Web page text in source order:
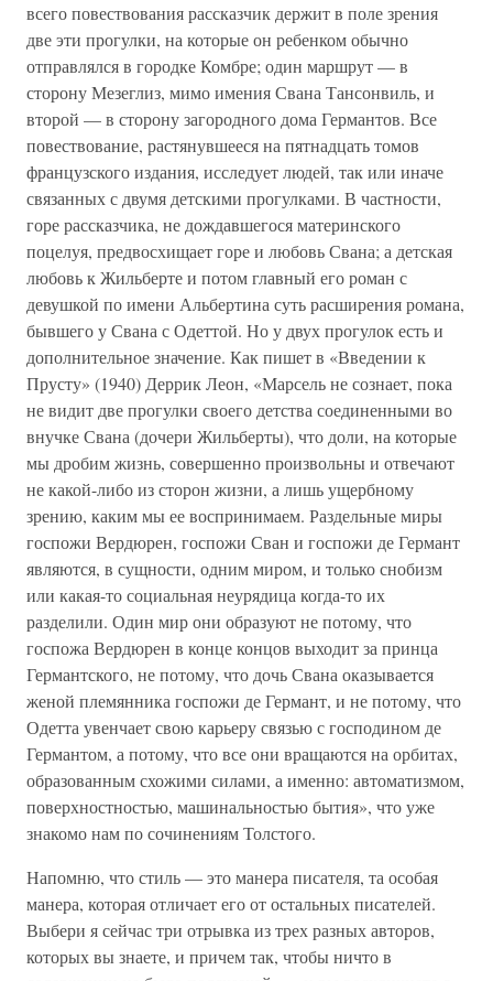
всего повествования рассказчик держит в поле зрения
две эти прогулки, на которые он ребенком обычно
отправлялся в городке Комбре; один маршрут — в
сторону Мезеглиз, мимо имения Свана Тансонвиль, и
второй — в сторону загородного дома Германтов. Все
повествование, растянувшееся на пятнадцать томов
французского издания, исследует людей, так или иначе
связанных с двумя детскими прогулками. В частности,
горе рассказчика, не дождавшегося материнского
поцелуя, предвосхищает горе и любовь Свана; а детская
любовь к Жильберте и потом главный его роман с
девушкой по имени Альбертина суть расширения романа,
бывшего у Свана с Одеттой. Но у двух прогулок есть и
дополнительное значение. Как пишет в «Введении к
Прусту» (1940) Деррик Леон, «Марсель не сознает, пока
не видит две прогулки своего детства соединенными во
внучке Свана (дочери Жильберты), что доли, на которые
мы дробим жизнь, совершенно произвольны и отвечают
не какой-либо из сторон жизни, а лишь ущербному
зрению, каким мы ее воспринимаем. Раздельные миры
госпожи Вердюрен, госпожи Сван и госпожи де Германт
являются, в сущности, одним миром, и только снобизм
или какая-то социальная неурядица когда-то их
разделили. Один мир они образуют не потому, что
госпожа Вердюрен в конце концов выходит за принца
Германтского, не потому, что дочь Свана оказывается
женой племянника госпожи де Германт, и не потому, что
Одетта увенчает свою карьеру связью с господином де
Германтом, а потому, что все они вращаются на орбитах,
образованным схожими силами, а именно: автоматизмом,
поверхностностью, машинальностью бытия», что уже
знакомо нам по сочинениям Толстого.
Напомню, что стиль — это манера писателя, та особая
манера, которая отличает его от остальных писателей.
Выбери я сейчас три отрывка из трех разных авторов,
которых вы знаете, и причем так, чтобы ничто в